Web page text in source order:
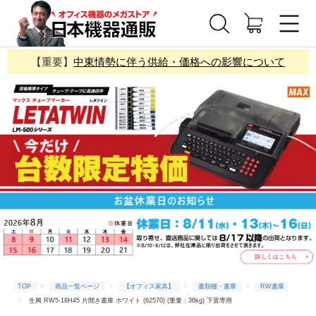
【重要】 中東情勢に伴う供給・価格への影響について
TOP 商品一覧ページ 【オフィス家具】 書類棚・書庫
RW書庫
生興 RW5-18H45 片開き書庫 ホワイト (62570) (重量：36kg) 下置専用